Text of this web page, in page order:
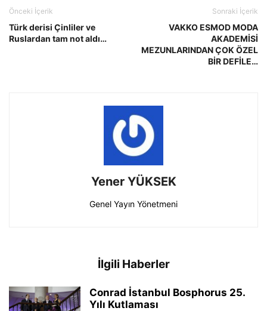
Önceki İçerik
Türk derisi Çinliler ve
Ruslardan tam not aldı…
Sonraki İçerik
VAKKO ESMOD MODA
AKADEMİSİ
MEZUNLARINDAN ÇOK ÖZEL
BİR DEFİLE…
Yener YÜKSEK
Genel Yayın Yönetmeni
İlgili Haberler
Conrad İstanbul Bosphorus 25.
Yılı Kutlaması